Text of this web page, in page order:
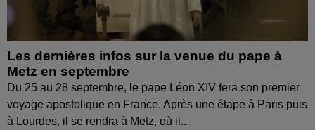
Les dernières infos sur la venue du pape à
Metz en septembre
Du 25 au 28 septembre, le pape Léon XIV fera son premier
voyage apostolique en France. Après une étape à Paris puis
à Lourdes, il se rendra à Metz, où il...